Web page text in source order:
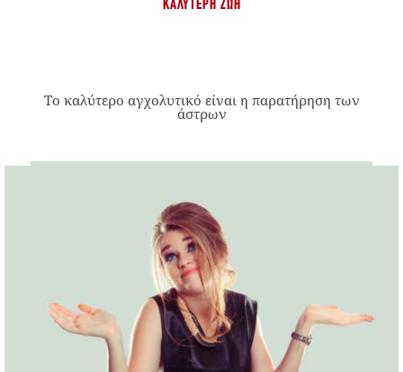
ΚΑΛΎΤΕΡΗ ΖΩΉ
Το καλύτερο αγχολυτικό είναι η παρατήρηση των
άστρων